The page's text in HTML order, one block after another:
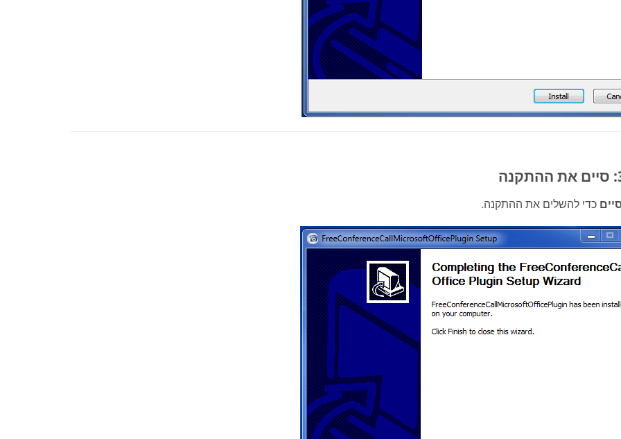
כדי להשלים את ההתקנה.